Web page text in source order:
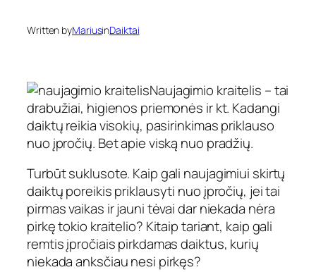
Written byMariusinDaiktai
Naujagimio kraitelis – tai
drabužiai, higienos priemonės ir kt. Kadangi
daiktų reikia visokių, pasirinkimas priklauso
nuo įpročių. Bet apie viską nuo pradžių.
Turbūt suklusote. Kaip gali naujagimiui skirtų
daiktų poreikis priklausyti nuo įpročių, jei tai
pirmas vaikas ir jauni tėvai dar niekada nėra
pirkę tokio kraitelio? Kitaip tariant, kaip gali
remtis įpročiais pirkdamas daiktus, kurių
niekada anksčiau nesi pirkęs?